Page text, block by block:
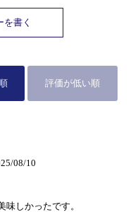
を書く
評価が低い順
08/10
しかったです。